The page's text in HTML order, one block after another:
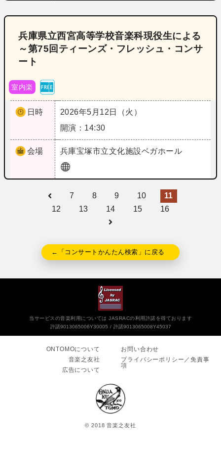
兵庫県立西宮高等学校音楽科現役生による
～第75回ティーンズ・フレッシュ・コンサ
ート
室内楽
日時
2026年5月12日（火）
開演：14:30
会場 兵庫宝塚市立文化施設ベガホール
7 8 9 10
11
12
13 14 15 16
←「コンサートかんたん検索」に戻る
当サービスの音楽利用については JASRACの利用許諾を得ております
許諾9013065006Y30005
許諾9013065008Y45037
ONTOMOについて
音楽之友社
広告について
お問い合わせ
プライバシーポリシー／免責事
項
© 2018 音楽之友社